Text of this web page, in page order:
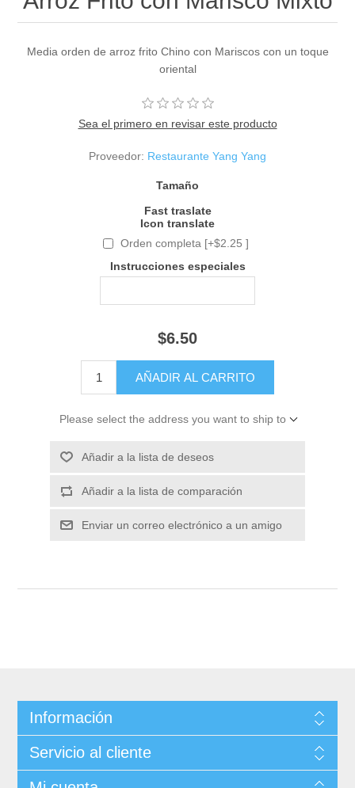
Media orden de arroz frito Chino con Mariscos con un toque
oriental
Sea el primero en revisar este producto
Proveedor: Restaurante Yang Yang
Tamaño
Fast traslate
Icon translate
Orden completa [+$2.25 ]
Instrucciones especiales
$6.50
Please select the address you want to ship to
Información
Servicio al cliente